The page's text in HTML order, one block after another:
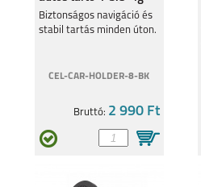
Biztonságos navigáció és
stabil tartás minden úton.
CEL-CAR-HOLDER-8-BK
Bruttó: 2 990 Ft